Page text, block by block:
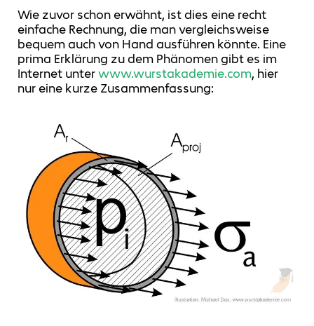
Wie zuvor schon erwähnt, ist dies eine recht
einfache Rechnung, die man vergleichsweise
bequem auch von Hand ausführen könnte. Eine
prima Erklärung zu dem Phänomen gibt es im
Internet unterwww.wurstakademie.com, hier
nur eine kurze Zusammenfassung: